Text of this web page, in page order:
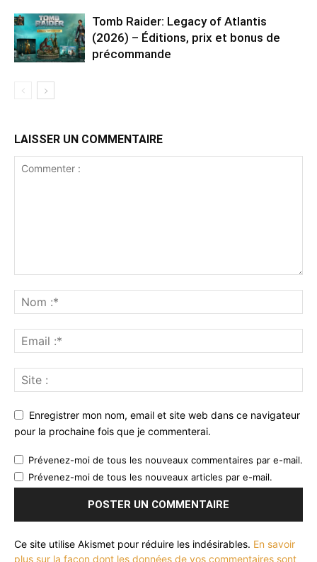
Tomb Raider: Legacy of Atlantis
(2026) – Éditions, prix et bonus de
précommande
LAISSER UN COMMENTAIRE
Enregistrer mon nom, email et site web dans ce navigateur
pour la prochaine fois que je commenterai.
Prévenez-moi de tous les nouveaux commentaires par e-mail.
Prévenez-moi de tous les nouveaux articles par e-mail.
Ce site utilise Akismet pour réduire les indésirables. En savoir
plus sur la façon dont les données de vos commentaires sont